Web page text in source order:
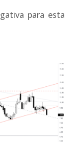
para esta